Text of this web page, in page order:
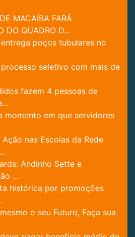
MACAÍBA FARÁ
DO QUADRO D...
poços tubulares no
processo seletivo com mais de
fazem 4 pessoas de
momento em que servidores
Ação nas Escolas da Rede
Andinho Sette e
...
histórica por promoções
o seu Futuro, Faça sua